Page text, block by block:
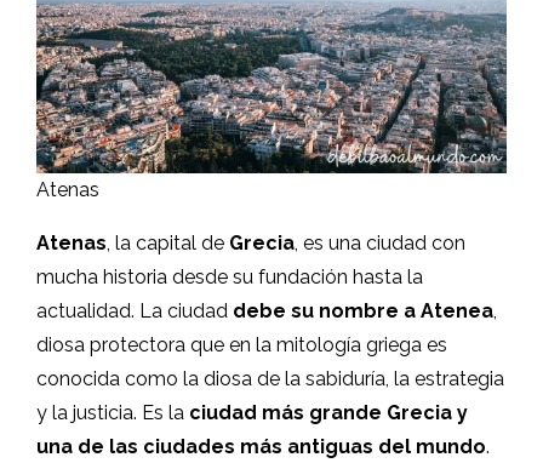
Atenas
Atenas, la capital de Grecia, es una ciudad con
mucha historia desde su fundación hasta la
actualidad. La ciudad debe su nombre a Atenea,
diosa protectora que en la mitología griega es
conocida como la diosa de la sabiduría, la estrategia
y la justicia. Es la ciudad más grande Grecia y
una de las ciudades más antiguas del mundo.